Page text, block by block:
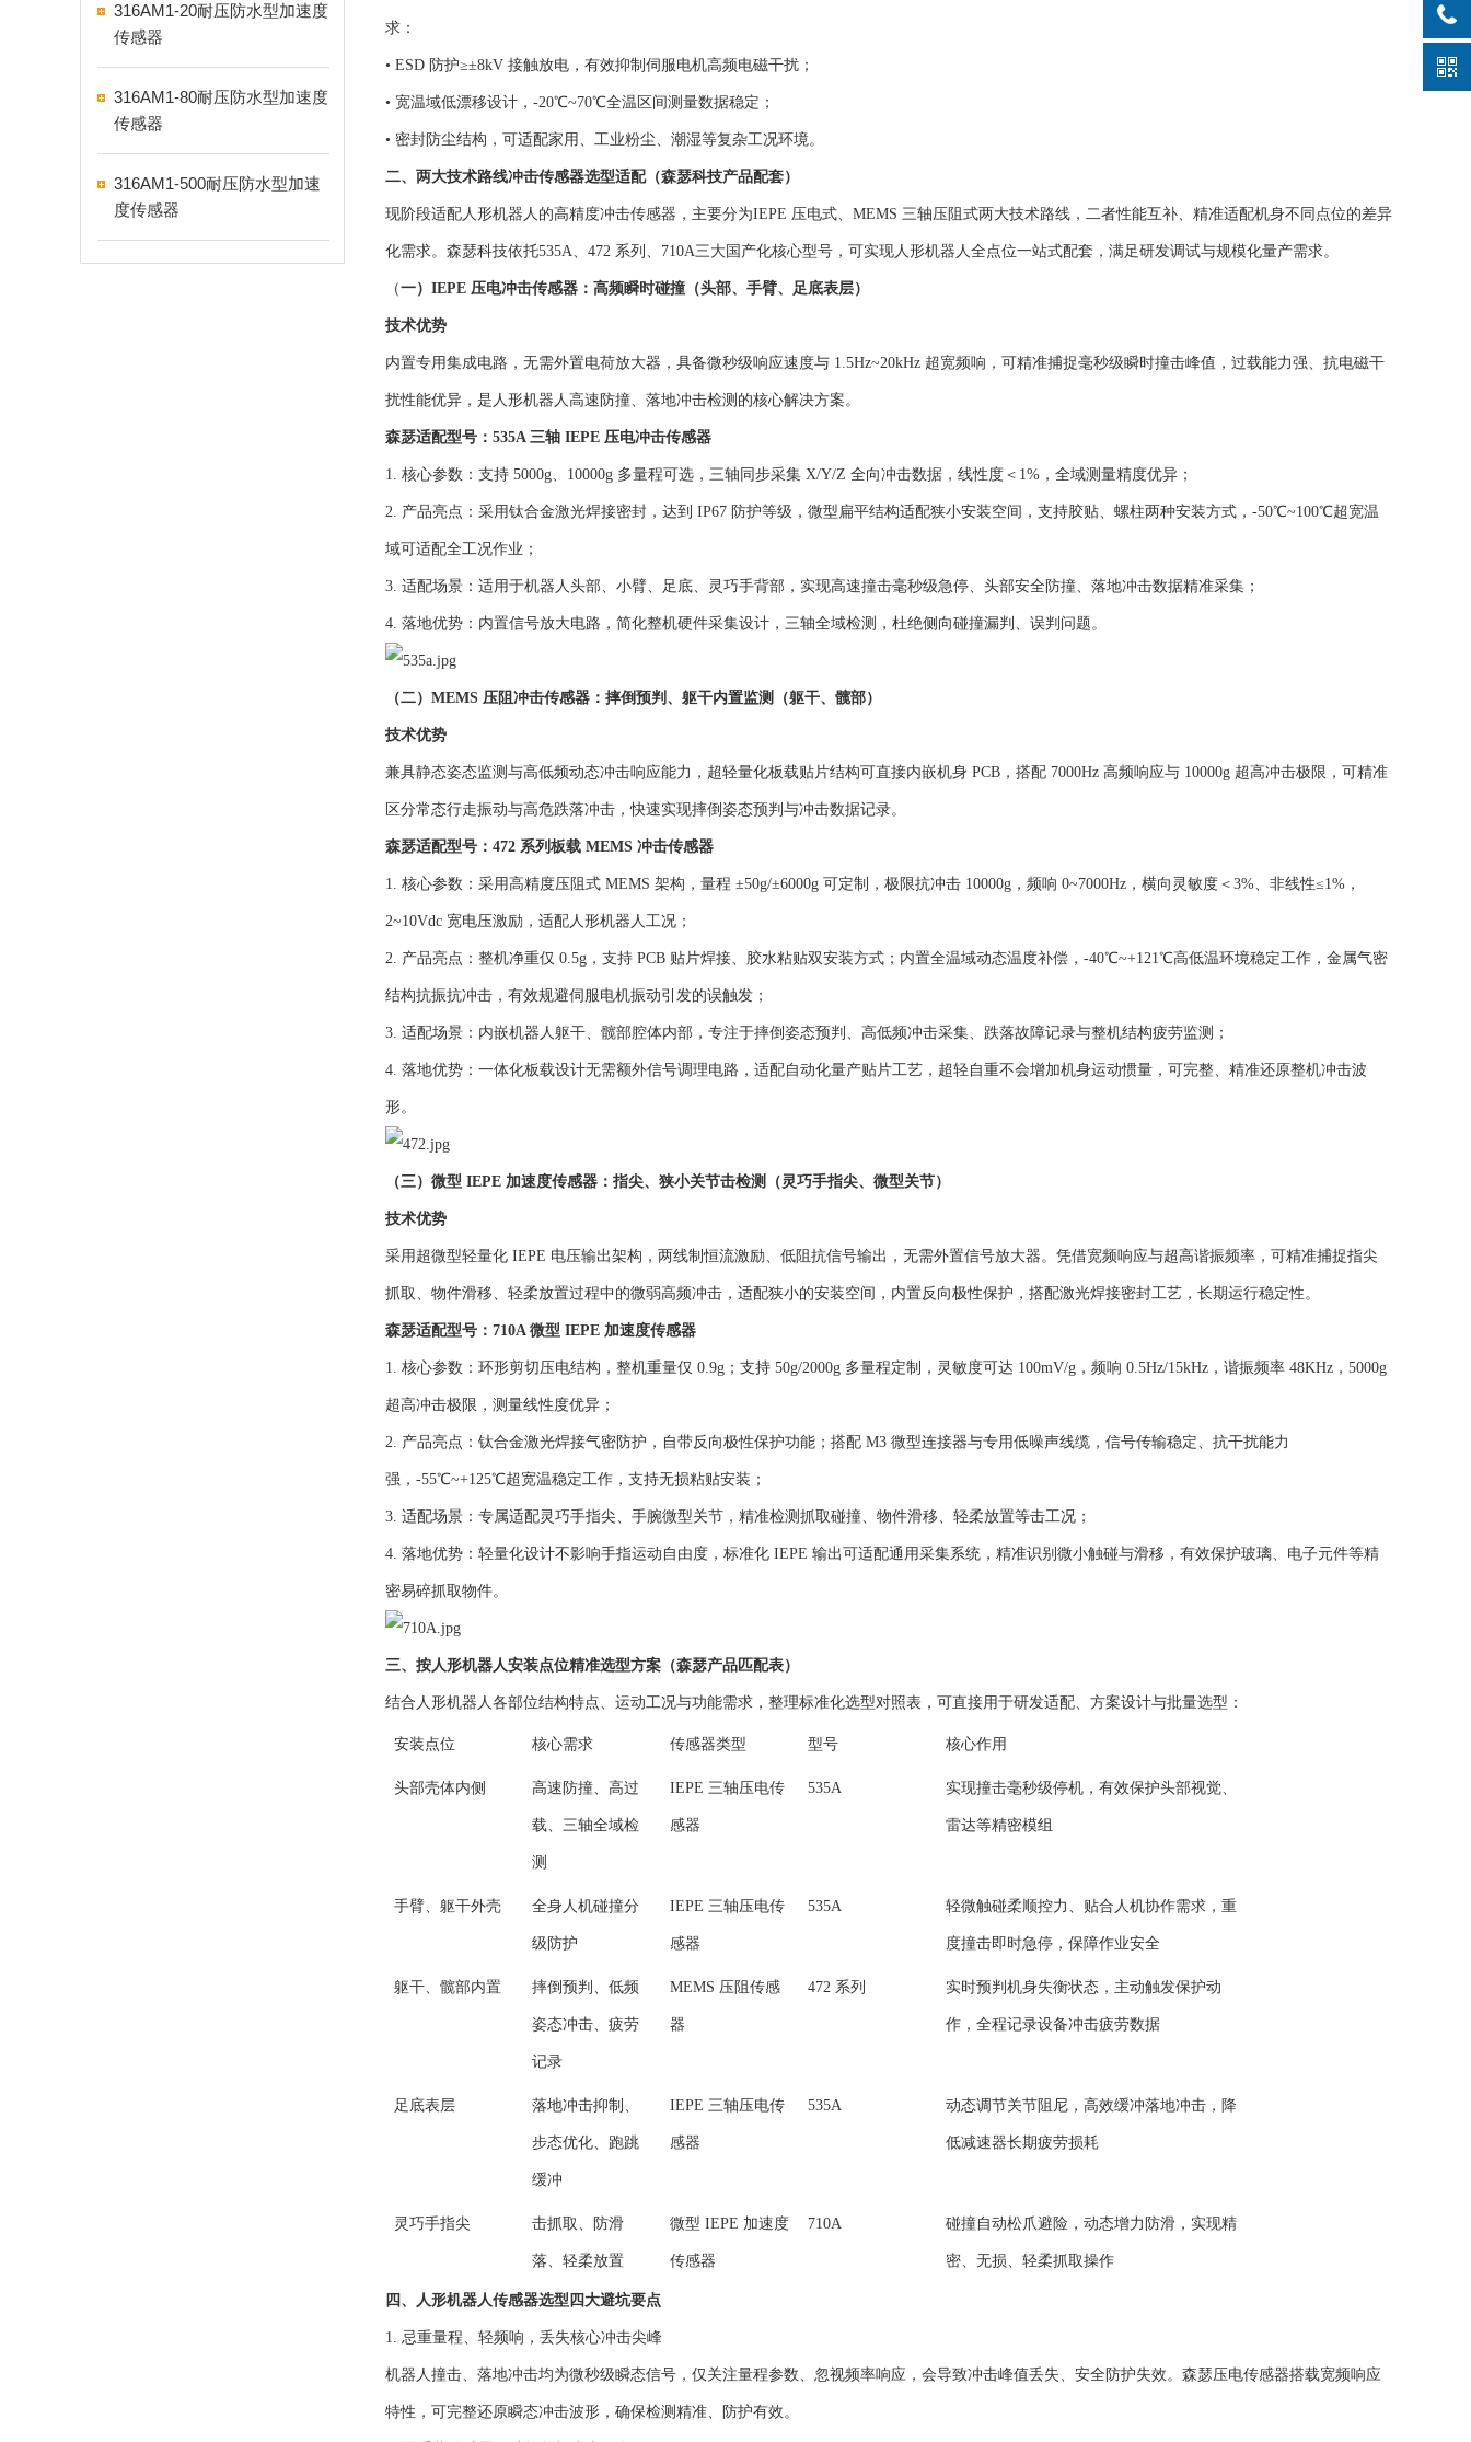
316AM1-20耐压防水型加速度
传感器
316AM1-80耐压防水型加速度
传感器
316AM1-500耐压防水型加速
度传感器
求：
• ESD 防护≥±8kV 接触放电，有效抑制伺服电机高频电磁干扰；
• 宽温域低漂移设计，-20℃~70℃全温区间测量数据稳定；
• 密封防尘结构，可适配家用、工业粉尘、潮湿等复杂工况环境。
二、两大技术路线冲击传感器选型适配（森瑟科技产品配套）
现阶段适配人形机器人的高精度冲击传感器，主要分为IEPE 压电式、MEMS 三轴压阻式两大技术路线，二者性能互补、精准适配机身不同点位的差异
化需求。森瑟科技依托535A、472 系列、710A三大国产化核心型号，可实现人形机器人全点位一站式配套，满足研发调试与规模化量产需求。
（一）IEPE 压电冲击传感器：高频瞬时碰撞（头部、手臂、足底表层）
技术优势
内置专用集成电路，无需外置电荷放大器，具备微秒级响应速度与 1.5Hz~20kHz 超宽频响，可精准捕捉毫秒级瞬时撞击峰值，过载能力强、抗电磁干
扰性能优异，是人形机器人高速防撞、落地冲击检测的核心解决方案。
森瑟适配型号：535A 三轴 IEPE 压电冲击传感器
1. 核心参数：支持 5000g、10000g 多量程可选，三轴同步采集 X/Y/Z 全向冲击数据，线性度＜1%，全域测量精度优异；
2. 产品亮点：采用钛合金激光焊接密封，达到 IP67 防护等级，微型扁平结构适配狭小安装空间，支持胶贴、螺柱两种安装方式，-50℃~100℃超宽温
域可适配全工况作业；
3. 适配场景：适用于机器人头部、小臂、足底、灵巧手背部，实现高速撞击毫秒级急停、头部安全防撞、落地冲击数据精准采集；
4. 落地优势：内置信号放大电路，简化整机硬件采集设计，三轴全域检测，杜绝侧向碰撞漏判、误判问题。
（二）MEMS 压阻冲击传感器：摔倒预判、躯干内置监测（躯干、髋部）
技术优势
兼具静态姿态监测与高低频动态冲击响应能力，超轻量化板载贴片结构可直接内嵌机身 PCB，搭配 7000Hz 高频响应与 10000g 超高冲击极限，可精准
区分常态行走振动与高危跌落冲击，快速实现摔倒姿态预判与冲击数据记录。
森瑟适配型号：472 系列板载 MEMS 冲击传感器
1. 核心参数：采用高精度压阻式 MEMS 架构，量程 ±50g/±6000g 可定制，极限抗冲击 10000g，频响 0~7000Hz，横向灵敏度＜3%、非线性≤1%，
2~10Vdc 宽电压激励，适配人形机器人工况；
2. 产品亮点：整机净重仅 0.5g，支持 PCB 贴片焊接、胶水粘贴双安装方式；内置全温域动态温度补偿，-40℃~+121℃高低温环境稳定工作，金属气密
结构抗振抗冲击，有效规避伺服电机振动引发的误触发；
3. 适配场景：内嵌机器人躯干、髋部腔体内部，专注于摔倒姿态预判、高低频冲击采集、跌落故障记录与整机结构疲劳监测；
4. 落地优势：一体化板载设计无需额外信号调理电路，适配自动化量产贴片工艺，超轻自重不会增加机身运动惯量，可完整、精准还原整机冲击波
形。
（三）微型 IEPE 加速度传感器：指尖、狭小关节击检测（灵巧手指尖、微型关节）
技术优势
采用超微型轻量化 IEPE 电压输出架构，两线制恒流激励、低阻抗信号输出，无需外置信号放大器。凭借宽频响应与超高谐振频率，可精准捕捉指尖
抓取、物件滑移、轻柔放置过程中的微弱高频冲击，适配狭小的安装空间，内置反向极性保护，搭配激光焊接密封工艺，长期运行稳定性。
森瑟适配型号：710A 微型 IEPE 加速度传感器
1. 核心参数：环形剪切压电结构，整机重量仅 0.9g；支持 50g/2000g 多量程定制，灵敏度可达 100mV/g，频响 0.5Hz/15kHz，谐振频率 48KHz，5000g
超高冲击极限，测量线性度优异；
2. 产品亮点：钛合金激光焊接气密防护，自带反向极性保护功能；搭配 M3 微型连接器与专用低噪声线缆，信号传输稳定、抗干扰能力
强，-55℃~+125℃超宽温稳定工作，支持无损粘贴安装；
3. 适配场景：专属适配灵巧手指尖、手腕微型关节，精准检测抓取碰撞、物件滑移、轻柔放置等击工况；
4. 落地优势：轻量化设计不影响手指运动自由度，标准化 IEPE 输出可适配通用采集系统，精准识别微小触碰与滑移，有效保护玻璃、电子元件等精
密易碎抓取物件。
三、按人形机器人安装点位精准选型方案（森瑟产品匹配表）
结合人形机器人各部位结构特点、运动工况与功能需求，整理标准化选型对照表，可直接用于研发适配、方案设计与批量选型：
安装点位 核心需求 传感器类型 型号 核心作用
头部壳体内侧 高速防撞、高过
载、三轴全域检
测
IEPE 三轴压电传
感器
535A 实现撞击毫秒级停机，有效保护头部视觉、
雷达等精密模组
手臂、躯干外壳 全身人机碰撞分
级防护
IEPE 三轴压电传
感器
535A 轻微触碰柔顺控力、贴合人机协作需求，重
度撞击即时急停，保障作业安全
躯干、髋部内置 摔倒预判、低频
姿态冲击、疲劳
记录
MEMS 压阻传感
器
472 系列 实时预判机身失衡状态，主动触发保护动
作，全程记录设备冲击疲劳数据
足底表层 落地冲击抑制、
步态优化、跑跳
缓冲
IEPE 三轴压电传
感器
535A 动态调节关节阻尼，高效缓冲落地冲击，降
低减速器长期疲劳损耗
灵巧手指尖 击抓取、防滑
落、轻柔放置
微型 IEPE 加速度
传感器
710A 碰撞自动松爪避险，动态增力防滑，实现精
密、无损、轻柔抓取操作
四、人形机器人传感器选型四大避坑要点
1. 忌重量程、轻频响，丢失核心冲击尖峰
机器人撞击、落地冲击均为微秒级瞬态信号，仅关注量程参数、忽视频率响应，会导致冲击峰值丢失、安全防护失效。森瑟压电传感器搭载宽频响应
特性，可完整还原瞬态冲击波形，确保检测精准、防护有效。